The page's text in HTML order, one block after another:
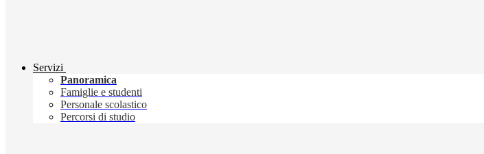
Servizi
Panoramica
Famiglie e studenti
Personale scolastico
Percorsi di studio